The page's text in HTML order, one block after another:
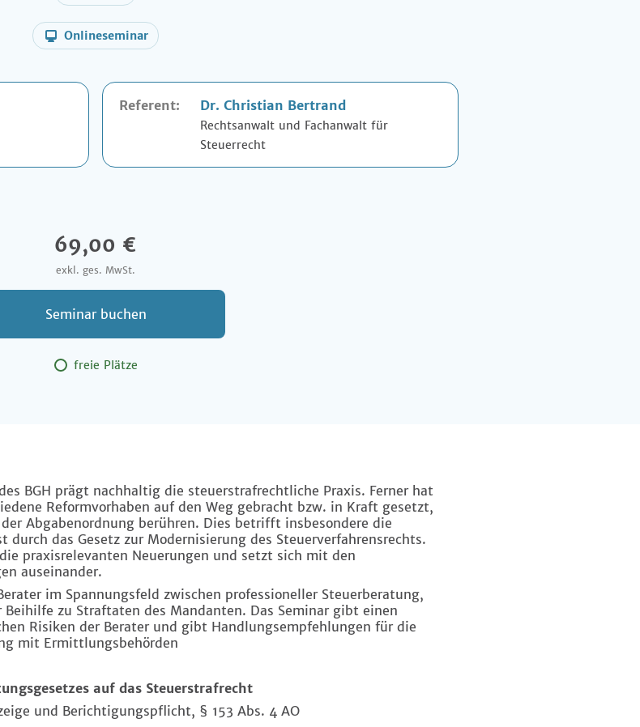
Onlineseminar
Referent: Dr. Christian Bertrand
Rechtsanwalt und Fachanwalt für
Steuerrecht
69,00 €
exkl. ges. MwSt.
Seminar buchen
freie Plätze
BGH prägt nachhaltig die steuerstraf­rechtliche Praxis. Ferner hat
Reformvorhaben auf den Weg gebracht bzw. in Kraft gesetzt,
Abgabenordnung berühren. Dies betrifft insbesondere die
durch das Gesetz zur Modernisierung des Steuerverfahrensrechts.
praxisrelevanten Neuerungen und setzt sich mit den
auseinander.
im Spannungsfeld zwischen professioneller Steuerberatung,
zu Straftaten des Mandanten. Das Seminar gibt einen
Risiken der Berater und gibt Handlungsempfehlungen für die
mit Ermittlungsbehörden
auf das Steuerstrafrecht
und Berichtigungspflicht, § 153 Abs. 4 AO